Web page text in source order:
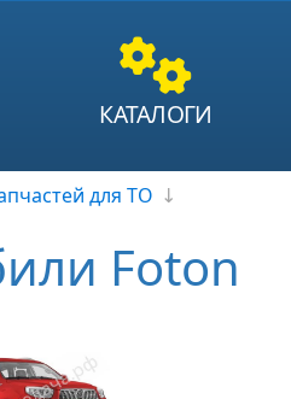
КАТАЛОГИ
для ТО ↓
Foton